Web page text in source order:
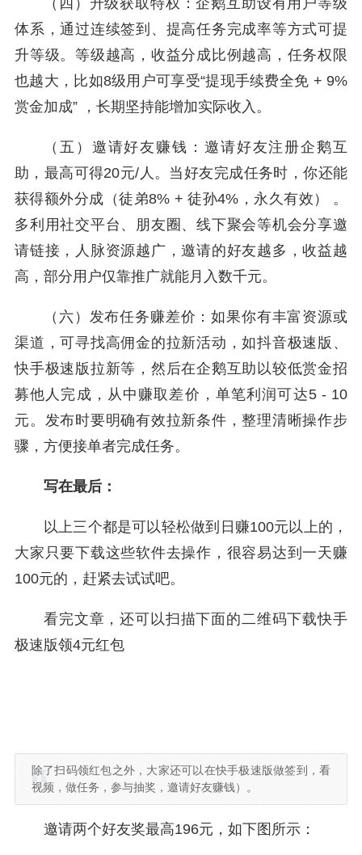
（四）升级获取特权：企鹅互助设有用户等级
体系，通过连续签到、提高任务完成率等方式可提
升等级。等级越高，收益分成比例越高，任务权限
也越大，比如8级用户可享受“提现手续费全免 + 9%
赏金加成” ，长期坚持能增加实际收入。
（五）邀请好友赚钱：邀请好友注册企鹅互
助，最高可得20元/人。当好友完成任务时，你还能
获得额外分成（徒弟8% + 徒孙4%，永久有效） 。
多利用社交平台、朋友圈、线下聚会等机会分享邀
请链接，人脉资源越广，邀请的好友越多，收益越
高，部分用户仅靠推广就能月入数千元。
（六）发布任务赚差价：如果你有丰富资源或
渠道，可寻找高佣金的拉新活动，如抖音极速版、
快手极速版拉新等，然后在企鹅互助以较低赏金招
募他人完成，从中赚取差价，单笔利润可达5 - 10
元。发布时要明确有效拉新条件，整理清晰操作步
骤，方便接单者完成任务。
写在最后：
以上三个都是可以轻松做到日赚100元以上的，
大家只要下载这些软件去操作，很容易达到一天赚
100元的，赶紧去试试吧。
看完文章，还可以扫描下面的二维码下载快手
极速版领4元红包
除了扫码领红包之外，大家还可以在快手极速版做签到，看
视频，做任务，参与抽奖，邀请好友赚钱）。
邀请两个好友奖最高196元，如下图所示：